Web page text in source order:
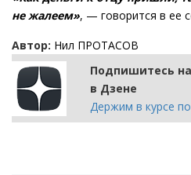
не жалеем», — говорится в ее
Автор: Нил ПРОТАСОВ
Подпишитесь
в Дзене
Держим в курсе